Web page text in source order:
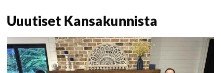
Uuutiset Kansakunnista